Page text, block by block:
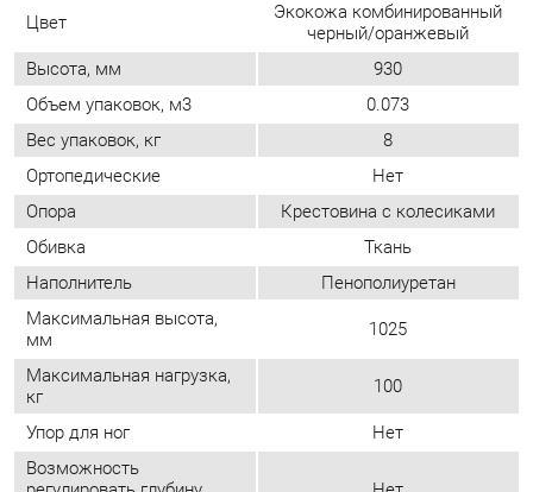
Ортопедические
Нет
Крестовина с колесиками
Обивка
Ткань
Наполнитель
Пенополиуретан
Максимальная высота,
мм
1025
Максимальная нагрузка,
кг
100
Упор для ног
Нет
Возможность
регулировать глубину
сиденья
Мягкая спинка
Механизм качания
Спинка с сеткой
Нет
Подлокотники